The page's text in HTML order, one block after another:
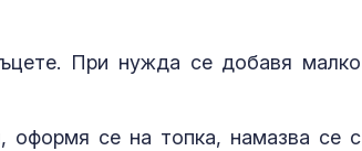
При нужда се добавя малко
оформя се на топка, намазва се с